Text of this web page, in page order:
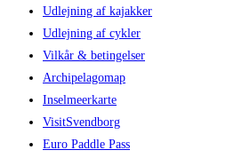
Udlejning af kajakker
Udlejning af cykler
Vilkår & betingelser
Archipelagomap
Inselmeerkarte
VisitSvendborg
Euro Paddle Pass